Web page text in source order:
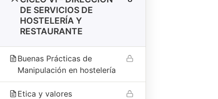
DE SERVICIOS DE
HOSTELERÍA Y
RESTAURANTE
Buenas Prácticas de
Manipulación en hostelería
Etica y valores
CONTACTO DIRECTO
ÁREA COMERCIAL
Tel:
907 815 979